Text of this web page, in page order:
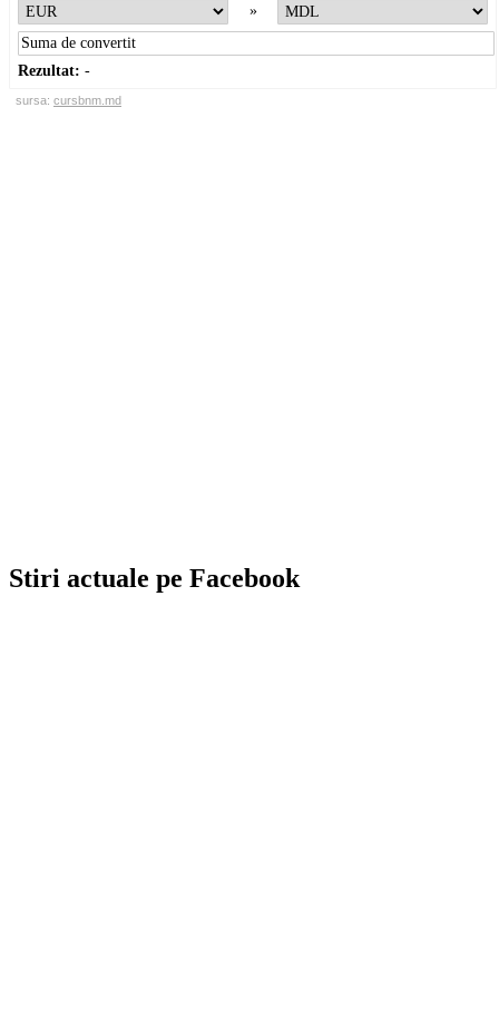
»
Rezultat: -
sursa: cursbnm.md
Stiri actuale pe Facebook